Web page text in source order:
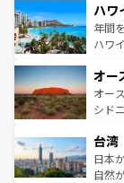
ば市内
着の
のよ
ンメ
西部
部の
文化
しみ
ならでは
情報
ハワ
年間
ハワ
ワイ
島だ
おす
れる
人々
ク、
オー
オー
シド
リア
ク）
ど、
台湾
日本
自然